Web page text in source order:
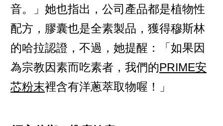
音。」她也指出，公司產品都是植物性
配方，膠囊也是全素製品，獲得穆斯林
的哈拉認證，不過，她提醒：「如果因
為宗教因素而吃素者，我們的PRIME安
芯粉末裡含有洋蔥萃取物喔！」